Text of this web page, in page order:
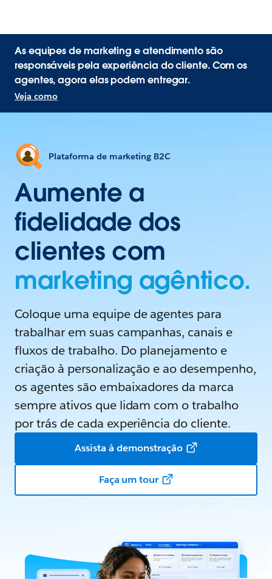
As equipes de marketing e atendimento são
responsáveis pela experiência do cliente. Com os
agentes, agora elas podem entregar.
Veja como
Plataforma de marketing B2C
Aumente a
fidelidade dos
clientes com
marketing agêntico.
Coloque uma equipe de agentes para
trabalhar em suas campanhas, canais e
fluxos de trabalho. Do planejamento e
criação à personalização e ao desempenho,
os agentes são embaixadores da marca
sempre ativos que lidam com o trabalho
por trás de cada experiência do cliente.
Assista à demonstração
Faça um tour